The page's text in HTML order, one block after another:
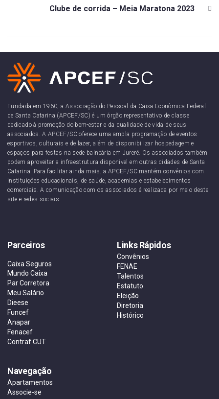
Clube de corrida – Meia Maratona 2023
Fundada em 1960, a Associação do Pessoal da Caixa Econômica Federal
de Santa Catarina (APCEF/SC) é um órgão representativo de classe
dedicado à promoção do bem-estar e da qualidade de vida de seus
associados. A APCEF/SC oferece uma ampla programação de eventos
esportivos, culturais e de lazer, além de disponibilizar hospedagem e
espaços para festas na sede balneária em Jurerê. Os associados também
podem aproveitar a infraestrutura disponível em outras cidades de Santa
Catarina. Para facilitar ainda mais, a APCEF/SC mantém convênios com
instituições educacionais, de saúde, academias e estabelecimentos
comerciais. A comunicação com os associados é realizada por meio deste
site e redes sociais.
Parceiros
Caixa Seguros
Mundo Caixa
Par Corretora
Meu Salário
Dieese
Funcef
Anapar
Fenacef
Contraf CUT
Links Rápidos
Convênios
FENAE
Talentos
Estatuto
Eleição
Diretoria
Histórico
Navegação
Apartamentos
Associe-se